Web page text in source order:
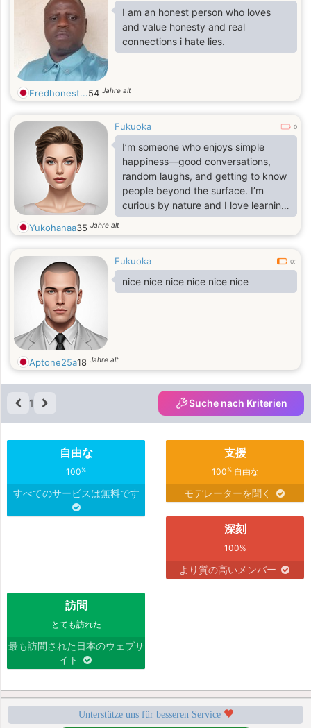
I am an honest person who loves
and value honesty and real
connections i hate lies.
Fredhonest...54 Jahre alt
Fukuoka 0
I’m someone who enjoys simple
happiness—good conversations,
random laughs, and getting to know
people beyond the surface. I’m
curious by nature and I love learning
about different cultures. If you’re
easy to talk to and kind, we’ll
Yukohanaa35 Jahre alt
Fukuoka 0.1
nice nice nice nice nice nice
Aptone25a18 Jahre alt
1 Suche nach Kriterien
自由な
100%
すべてのサービスは無料です
支援
100%自由な
モデレーターを聞く
深刻
100%
より質の高いメンバー
訪問
とても訪れた
最も訪問された日本のウェブサ
イト
Unterstütze uns für besseren Service